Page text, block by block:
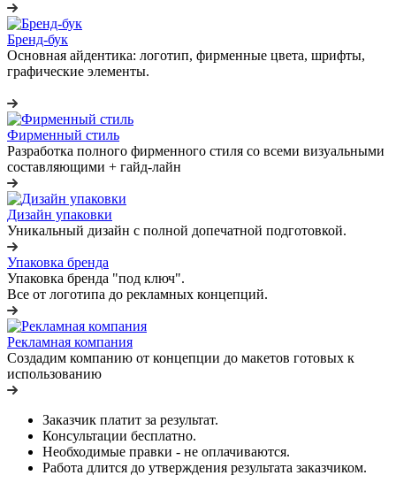
Бренд-бук
Основная айдентика: логотип, фирменные цвета, шрифты,
графические элементы.
Фирменный стиль
Разработка полного фирменного стиля со всеми визуальными
составляющими + гайд-лайн
Дизайн упаковки
Уникальный дизайн с полной допечатной подготовкой.
Упаковка бренда
Упаковка бренда "под ключ".
Все от логотипа до рекламных концепций.
Рекламная компания
Создадим компанию от концепции до макетов готовых к
использованию
Заказчик платит за результат.
Консультации бесплатно.
Необходимые правки - не оплачиваются.
Работа длится до утверждения результата заказчиком.